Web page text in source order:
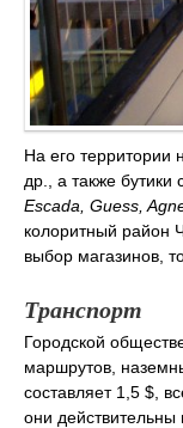
На его территории
др., а также
Escada, Guess,
колоритный район
выбор магазинов,
Транспорт
Городской
маршрутов,
составляет 1,5 $,
они действительны